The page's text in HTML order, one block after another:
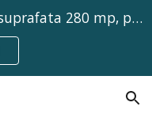
Skip to navigation
Spatiu comercial de inchiriat, suprafata 280 mp, pretabil pentru activitati comerciale, birouri sau depozitare.